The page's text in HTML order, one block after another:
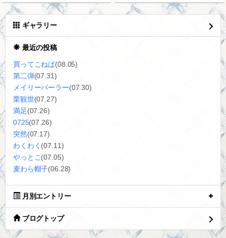
ギャラリー
最近の投稿
買ってこねば(08.05)
第二弾(07.31)
メイリーパーラー(07.30)
栗観世(07.27)
満足(07.26)
0725(07.26)
突然(07.17)
わくわく (07.11)
やっとこ(07.05)
麦わら帽子(06.28)
月別エントリー
ブログトップ